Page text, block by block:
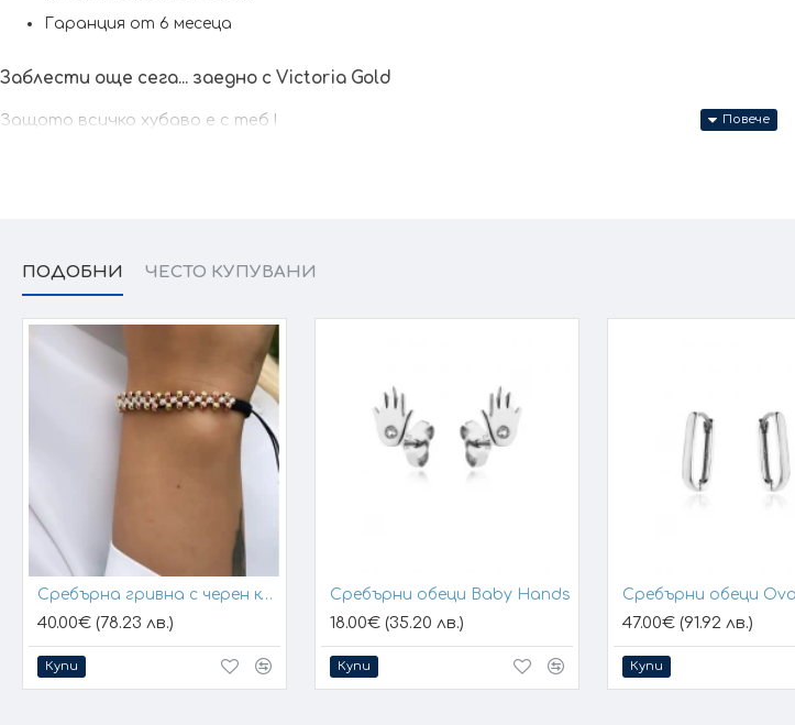
Гаранция от 6 месеца
Заблести още сега... заедно с Victoria Gold
Защото всичко хубаво е с теб !
ПОДОБНИ ЧЕСТО КУПУВАНИ
Сребърна гривна с черен конец и позлатени топчета
40.00€ (78.23 лв.)
Купи
Сребърни обеци Baby Hands
18.00€ (35.20 лв.)
Купи
Сребърни обеци
47.00€ (91.92 лв.)
Купи